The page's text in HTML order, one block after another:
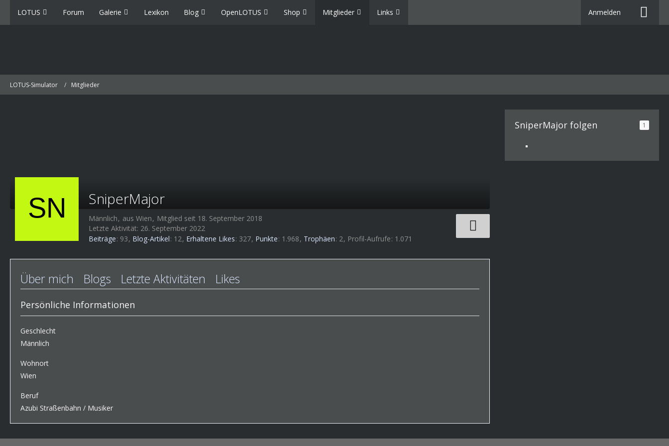
LOTUS Forum Galerie Lexikon Blog OpenLOTUS Shop Mitglieder Links Anmelden
LOTUS-Simulator Mitglieder
SniperMajor
Männlich aus Wien
Mitglied seit 18. September 2018
Letzte Aktivität: 26. September 2022
Beiträge 93 Blog-Artikel 12 Erhaltene Likes 327 Punkte 1.968 Trophäen 2 Profil-Aufrufe 1.071
Über mich Blogs Letzte Aktivitäten Likes
Persönliche Informationen
Geschlecht
Männlich
Wohnort
Wien
Beruf
Azubi Straßenbahn / Musiker
SniperMajor folgen 1